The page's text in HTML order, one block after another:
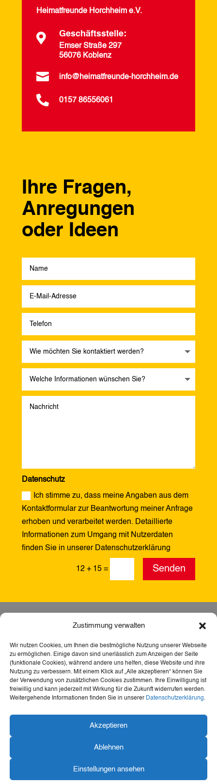
Zustimmung verwalten
Wir nutzen Cookies, um Ihnen die bestmögliche Nutzung unserer Webseite
zu ermöglichen. Einige davon sind unerlässlich zum Anzeigen der Seite
(funktionale Cookies), während andere uns helfen, diese Website und ihre
Nutzung zu verbessern. Mit einem Klick auf „Alle akzeptieren“ können Sie
der Verwendung von zusätzlichen Cookies zustimmen. Ihre Einwilligung ist
freiwillig und kann jederzeit mit Wirkung für die Zukunft widerrufen werden.
Weitergehende Informationen finden Sie in unserer Datenschutzerklärung.
Akzeptieren
Ablehnen
Einstellungen ansehen
Heimatfreunde Horchheim e.V.
 Geschäftsstelle:
Emser Straße 297
56076 Koblenz
 info@heimatfreunde-horchheim.de
 0157 86556061
Ihre Fragen,
Anregungen
oder Ideen
Datenschutz
Ich stimme zu, dass meine Angaben aus dem
Kontaktformular zur Beantwortung meiner Anfrage
erhoben und verarbeitet werden. Detaillierte
Informationen zum Umgang mit Nutzerdaten
finden Sie in unserer Datenschutzerklärung
12 + 15 = Senden
Webseite barrierefrei – für mehr Teilhabe,
Konzeption und Visualisierung